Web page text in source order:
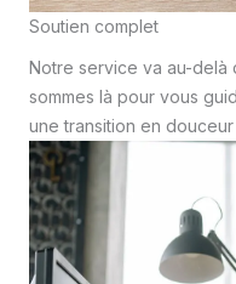
Soutien complet
Notre service va au-delà
sommes là pour vous
une transition en